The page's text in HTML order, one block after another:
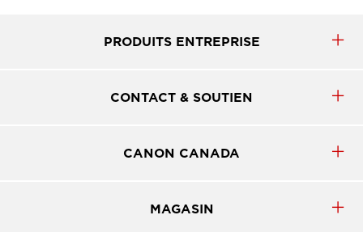
PRODUITS ENTREPRISE
CONTACT & SOUTIEN
CANON CANADA
MAGASIN